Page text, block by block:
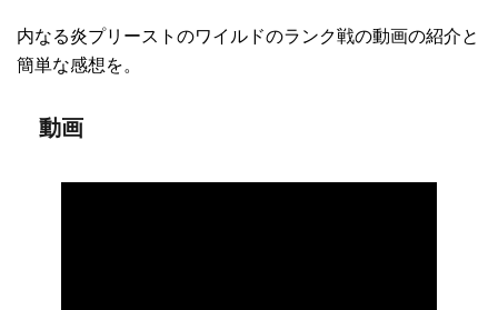
内なる炎プリーストのワイルドのランク戦の動画の紹介と
簡単な感想を。
動画